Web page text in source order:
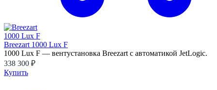
Breezart 1000 Lux F
1000 Lux F — вентустановка Breezart с автоматикой JetLogic.
338 300 ₽
Купить